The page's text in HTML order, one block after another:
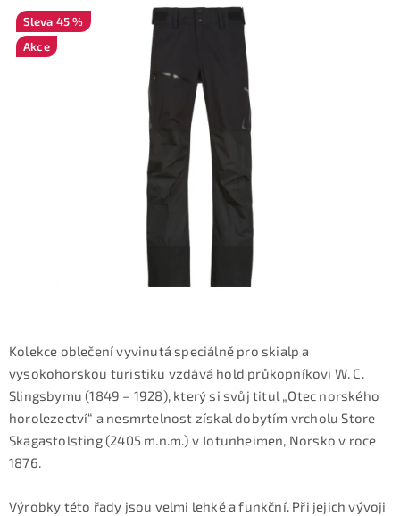
OBLEČENÍ A OBUV
Půjčovna lyží a SNB
Naše prodejna
Kolekce oblečení vyvinutá speciálně pro skialp a
vysokohorskou turistiku vzdává hold průkopníkovi W. C.
Slingsbymu (1849 – 1928), který si svůj titul „Otec norského
horolezectví“ a nesmrtelnost získal dobytím vrcholu Store
Skagastolsting (2405 m.n.m.) v Jotunheimen, Norsko v roce
1876.
Výrobky této řady jsou velmi lehké a funkční. Při jejich vývoji
45 %
Akce